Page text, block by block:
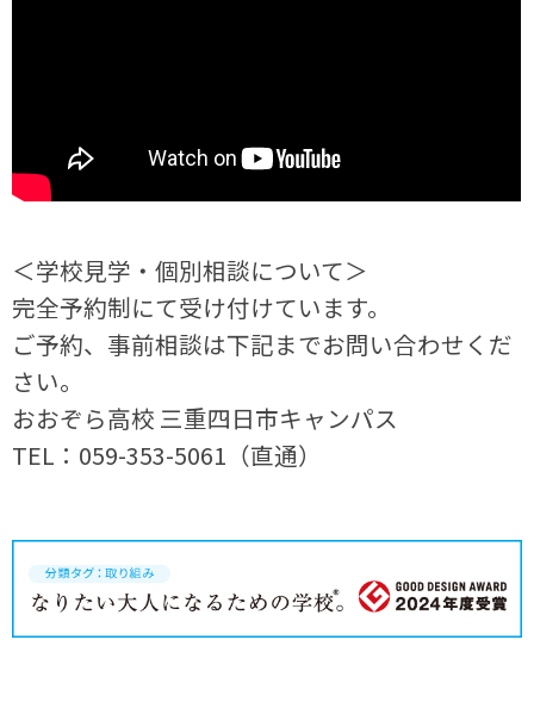
＜学校見学・個別相談について＞
完全予約制にて受け付けています。
ご予約、事前相談は下記までお問い合わせくだ
さい。
おおぞら高校 三重四日市キャンパス
TEL：059-353-5061（直通）